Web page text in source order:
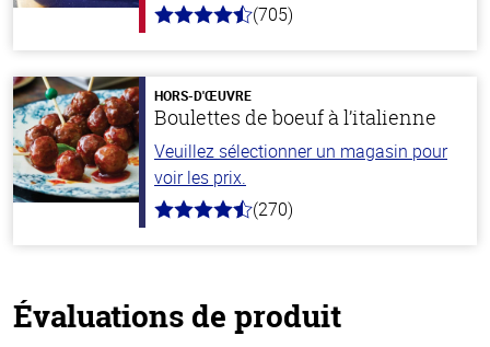
4.6
stars
(705)
HORS-D'ŒUVRE
Boulettes de boeuf à l’italienne
Veuillez sélectionner un magasin pour
voir les prix.
4.5
(270)
Évaluations de produit